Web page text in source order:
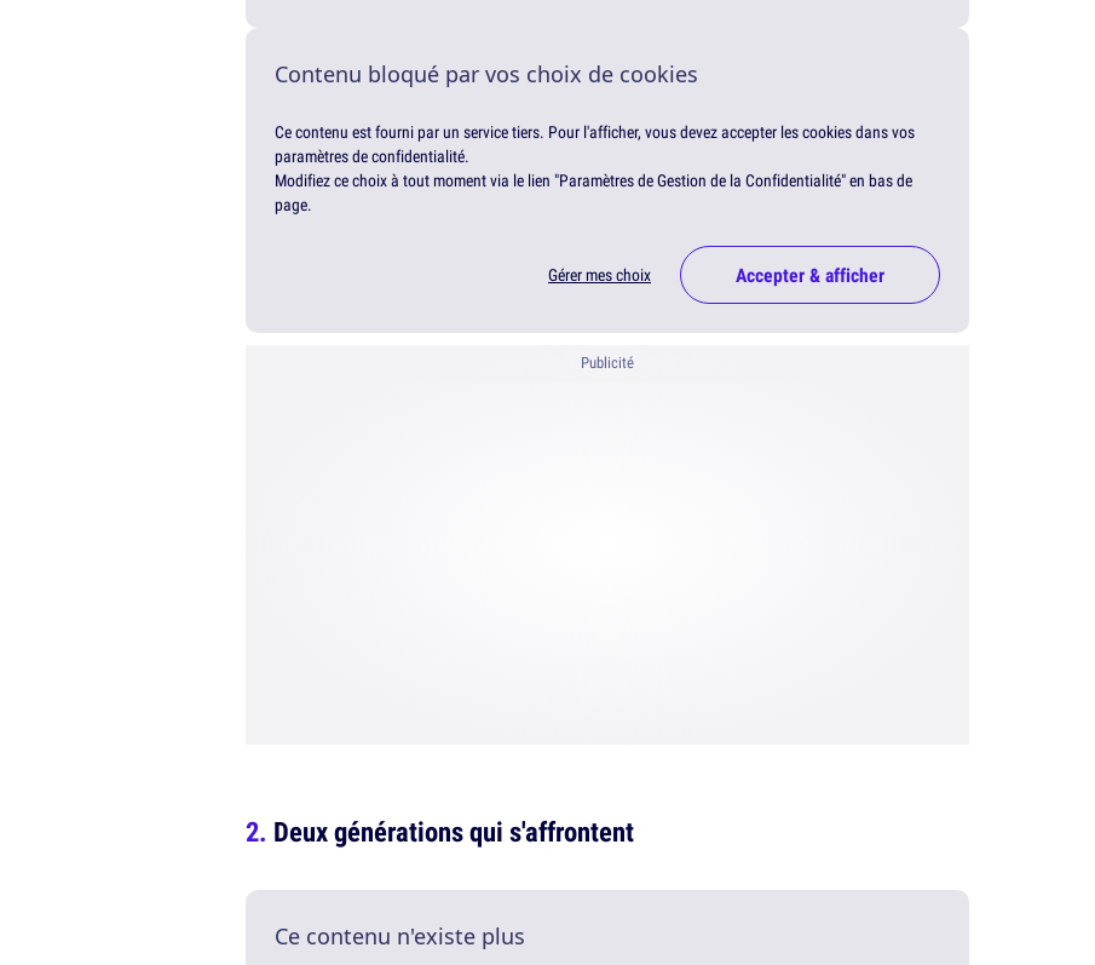
Contenu bloqué par vos choix de cookies
Ce contenu est fourni par un service tiers. Pour l'afficher, vous devez accepter les cookies dans vos
paramètres de confidentialité.
Modifiez ce choix à tout moment via le lien "Paramètres de Gestion de la Confidentialité" en bas de
page.
Gérer mes choix Accepter & afficher
Publicité
Deux générations qui s'affrontent
Ce contenu n'existe plus